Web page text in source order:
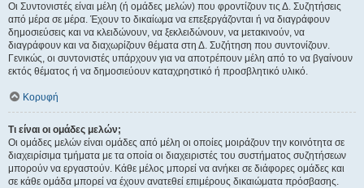
Οι Συντονιστές είναι μέλη (ή ομάδες μελών) που φροντίζουν τις Δ. Συζητήσεις
από μέρα σε μέρα. Έχουν το δικαίωμα να επεξεργάζονται ή να διαγράφουν
δημοσιεύσεις και να κλειδώνουν, να ξεκλειδώνουν, να μετακινούν, να
διαγράφουν και να διαχωρίζουν θέματα στη Δ. Συζήτηση που συντονίζουν.
Γενικώς, οι συντονιστές υπάρχουν για να αποτρέπουν μέλη από το να βγαίνουν
εκτός θέματος ή να δημοσιεύουν καταχρηστικό ή προσβλητικό υλικό.
Κορυφή
Τι είναι οι ομάδες μελών;
Οι ομάδες μελών είναι ομάδες από μέλη οι οποίες μοιράζουν την κοινότητα σε
διαχειρίσιμα τμήματα με τα οποία οι διαχειριστές του συστήματος συζητήσεων
μπορούν να εργαστούν. Κάθε μέλος μπορεί να ανήκει σε διάφορες ομάδες και
σε κάθε ομάδα μπορεί να έχουν ανατεθεί επιμέρους δικαιώματα πρόσβασης.